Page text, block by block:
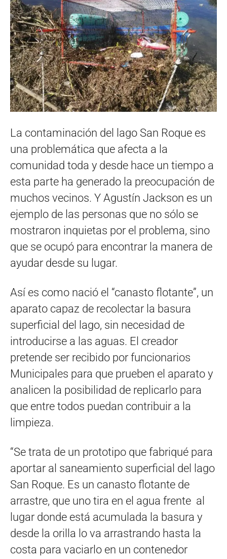
La contaminación del lago San Roque es
una problemática que afecta a la
comunidad toda y desde hace un tiempo a
esta parte ha generado la preocupación de
muchos vecinos. Y Agustín Jackson es un
ejemplo de las personas que no sólo se
mostraron inquietas por el problema, sino
que se ocupó para encontrar la manera de
ayudar desde su lugar.
Así es como nació el “canasto flotante”, un
aparato capaz de recolectar la basura
superficial del lago, sin necesidad de
introducirse a las aguas. El creador
pretende ser recibido por funcionarios
Municipales para que prueben el aparato y
analicen la posibilidad de replicarlo para
que entre todos puedan contribuir a la
limpieza.
“Se trata de un prototipo que fabriqué para
aportar al saneamiento superficial del lago
San Roque. Es un canasto flotante de
arrastre, que uno tira en el agua frente al
lugar donde está acumulada la basura y
desde la orilla lo va arrastrando hasta la
costa para vaciarlo en un contenedor